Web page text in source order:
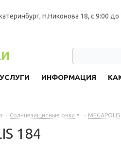
Н.Никонова 18, с 9:00
УСЛУГИ ИНФОРМАЦИЯ
- Солнцезащитные очки - MEGAPOLIS
184